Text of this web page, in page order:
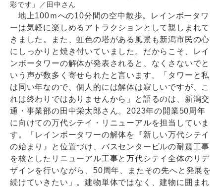
彩です」／田中さん
地上100ｍへの10分間の空中散歩。レインボータワ
ーは気軽に楽しめるアトラクションとして親しまれて
きました。また、虹色の塔がある風景も新潟市民の心
にしっかりと焼き付いていました。だからこそ、レイ
ンボータワーの解体が発表されると、なくさないでと
いう声が数多く寄せられたと言います。「タワーと私
は同い年なので、個人的には解体は寂しいですが、こ
れは終わりではありませんから」と語るのは、新潟交
通・事業部の田中栄太郎さん。2023年の開業50周年
に向けての万代シテイ・リニューアルを担当していま
す。「レインボータワーの解体を『新しい万代シテイ
の始まり』と位置づけ、バスセンタービルの耐震工事
を核としたリニューアル工事と万代シテイ全体のリデ
ザインを行いながら、50周年、またその先へと発展を
続けていきたい」。建物単体ではなく、建物に囲まれ